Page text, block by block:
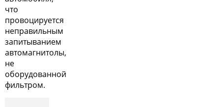
что
провоцируется
неправильным
запитыванием
автомагнитолы,
не
оборудованной
фильтром.